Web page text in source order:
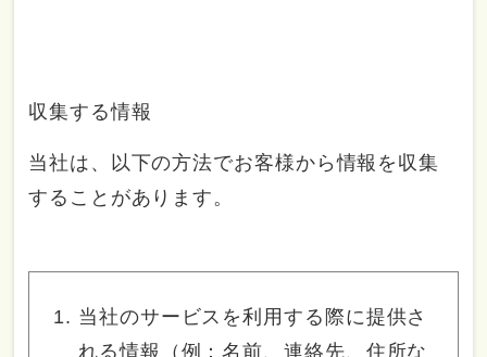
収集する情報
当社は、以下の方法でお客様から情報を収集
することがあります。
当社のサービスを利用する際に提供さ
れる情報（例：名前、連絡先、住所な